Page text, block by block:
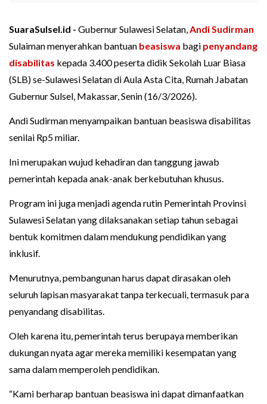
SuaraSulsel.id - Gubernur Sulawesi Selatan,Andi Sudirman
Sulaiman menyerahkan bantuan beasiswa bagi penyandang
disabilitas kepada 3.400 peserta didik Sekolah Luar Biasa
(SLB) se-Sulawesi Selatan di Aula Asta Cita, Rumah Jabatan
Gubernur Sulsel, Makassar, Senin (16/3/2026).
Andi Sudirman menyampaikan bantuan beasiswa disabilitas
senilai Rp5 miliar.
Ini merupakan wujud kehadiran dan tanggung jawab
pemerintah kepada anak-anak berkebutuhan khusus.
Program ini juga menjadi agenda rutin Pemerintah Provinsi
Sulawesi Selatan yang dilaksanakan setiap tahun sebagai
bentuk komitmen dalam mendukung pendidikan yang
inklusif.
Menurutnya, pembangunan harus dapat dirasakan oleh
seluruh lapisan masyarakat tanpa terkecuali, termasuk para
penyandang disabilitas.
Oleh karena itu, pemerintah terus berupaya memberikan
dukungan nyata agar mereka memiliki kesempatan yang
sama dalam memperoleh pendidikan.
“Kami berharap bantuan beasiswa ini dapat dimanfaatkan